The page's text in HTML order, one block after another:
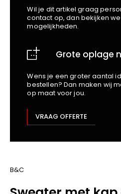
Harvest
Heckel
Hydrowear
Jassz
Kariban
M-Safe
OXXA
Premier
Wil je dit artikel graag
contact op, dan bekijken
mogelijkheden.
Grote oplage
Wens je een groter aantal
bestellen? Dan maken wij
op maat voor jou.
VRAAG OFFERTE
B&C